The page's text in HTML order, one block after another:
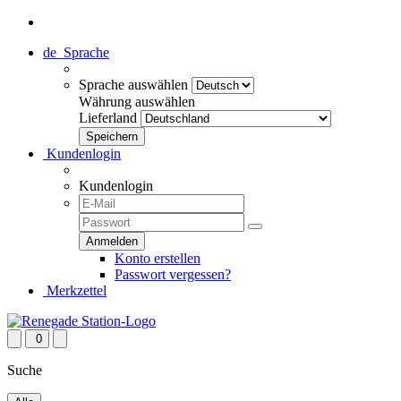
de Sprache
Sprache auswählen
Währung auswählen
Lieferland
Kundenlogin
Kundenlogin
Konto erstellen
Passwort vergessen?
Merkzettel
0
Suche